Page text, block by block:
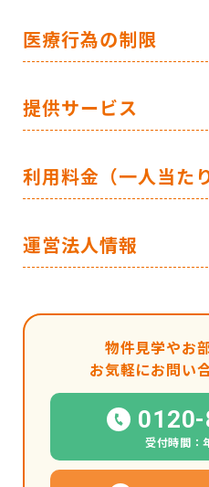
医療行為の制限
提供サービス
利用料金（一人当たり
運営法人情報
物件見学やお
お気軽にお問い
受付時間：